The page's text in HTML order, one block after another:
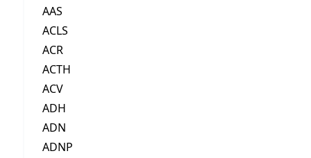
AAS
ACLS
ACR
ACTH
ACV
ADH
ADN
ADNP